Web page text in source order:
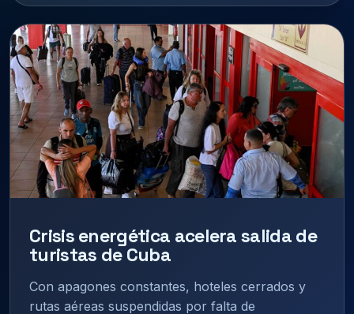
Crisis energética acelera salida de
turistas de Cuba
Con apagones constantes, hoteles cerrados y
rutas aéreas suspendidas por falta de